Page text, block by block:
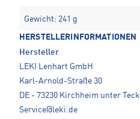
Gewicht: 241 g
HERSTELLERINFORMATIONEN
Hersteller
LEKI Lenhart GmbH
Karl-Arnold-Straße 30
DE - 73230 Kirchheim unter Teck
Service@leki.de